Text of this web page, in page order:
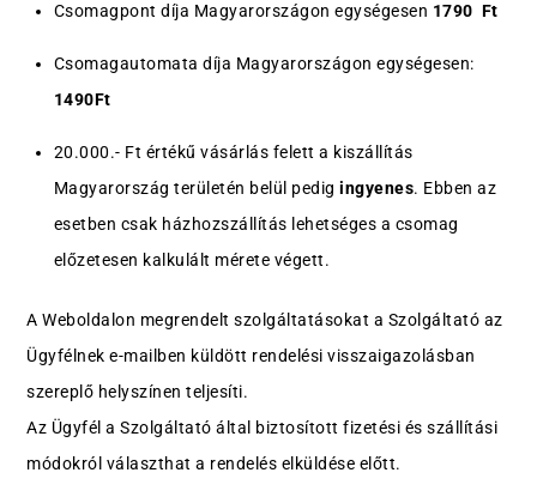
Csomagpont díja Magyarországon egységesen 1790 Ft
Csomagautomata díja Magyarországon egységesen:
1490Ft
20.000.- Ft értékű vásárlás felett a kiszállítás
Magyarország területén belül pedigingyenes. Ebben az
esetben csak házhozszállítás lehetséges a csomag
előzetesen kalkulált mérete végett.
A Weboldalon megrendelt szolgáltatásokat a Szolgáltató az
Ügyfélnek e-mailben küldött rendelési visszaigazolásban
szereplő helyszínen teljesíti.
Az Ügyfél a Szolgáltató által biztosított fizetési és szállítási
módokról választhat a rendelés elküldése előtt.